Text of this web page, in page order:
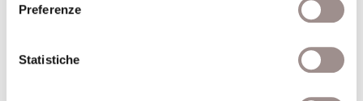
Preferenze
Statistiche
Mostra fotografica e Videoinstallazione